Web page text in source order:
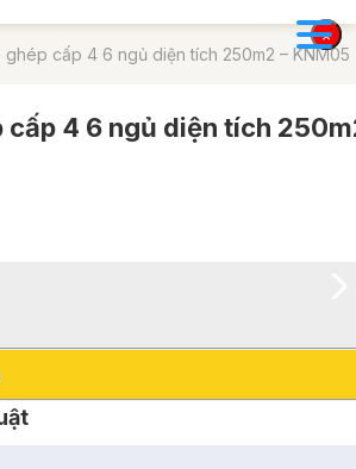
ghép cấp 4 6 ngủ diện tích 250m2 – KNM05
cấp 4 6 ngủ diện tích
×
×